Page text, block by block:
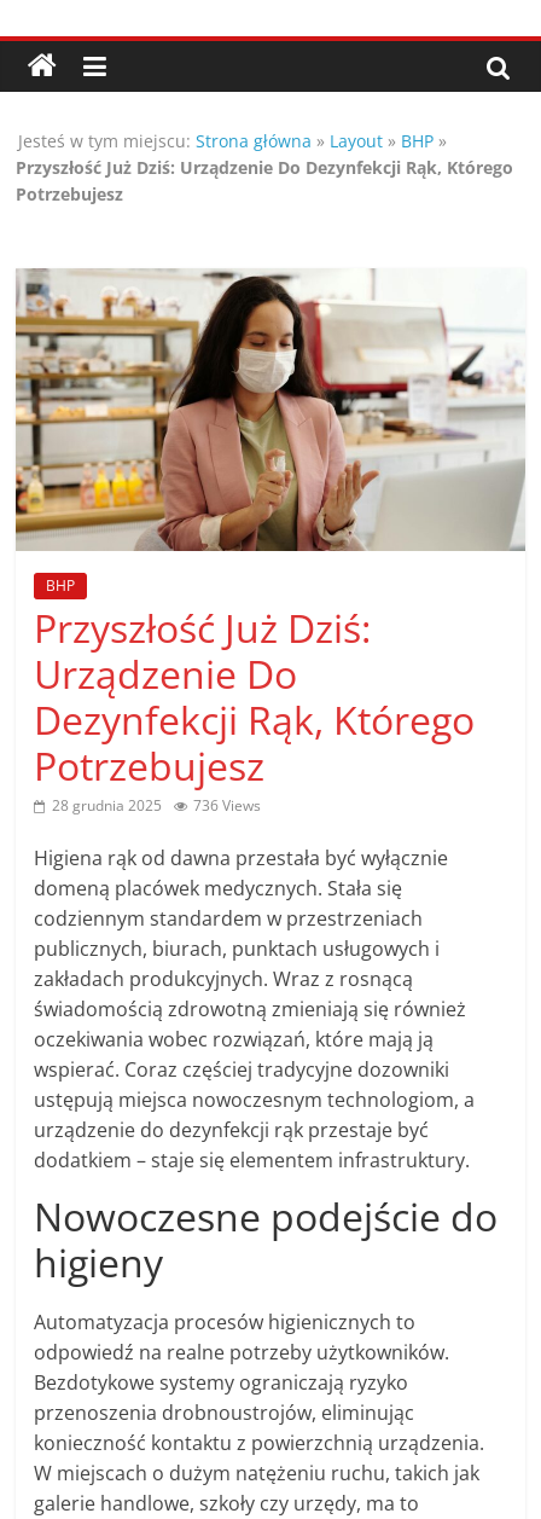
do
treści
Porady,
wskazówki
oraz
rady
–
poznaj
te
poradniki.
Porady
praktyczne
porady
wskazówki
na
każdy
temat
Jesteś w tym miejscu: Strona główna » Layout » BHP »
Przyszłość Już Dziś: Urządzenie Do Dezynfekcji Rąk, Którego
Potrzebujesz
BHP
Przyszłość Już Dziś:
Urządzenie Do
Dezynfekcji Rąk, Którego
Potrzebujesz
28 grudnia 2025 736 Views
Higiena rąk od dawna przestała być wyłącznie
domeną placówek medycznych. Stała się
codziennym standardem w przestrzeniach
publicznych, biurach, punktach usługowych i
zakładach produkcyjnych. Wraz z rosnącą
świadomością zdrowotną zmieniają się również
oczekiwania wobec rozwiązań, które mają ją
wspierać. Coraz częściej tradycyjne dozowniki
ustępują miejsca nowoczesnym technologiom, a
urządzenie do dezynfekcji rąk przestaje być
dodatkiem – staje się elementem infrastruktury.
Nowoczesne podejście do
higieny
Automatyzacja procesów higienicznych to
odpowiedź na realne potrzeby użytkowników.
Bezdotykowe systemy ograniczają ryzyko
przenoszenia drobnoustrojów, eliminując
konieczność kontaktu z powierzchnią urządzenia.
W miejscach o dużym natężeniu ruchu, takich jak
galerie handlowe, szkoły czy urzędy, ma to